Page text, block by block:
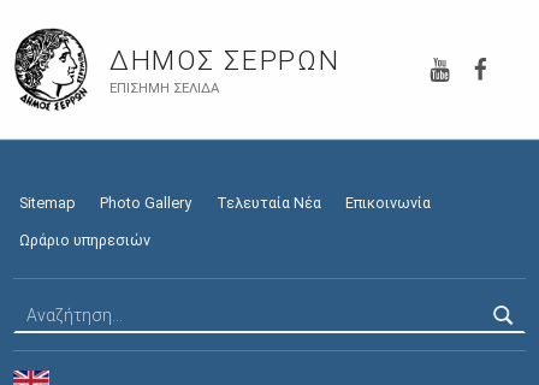
ΔΉΜΟΣ ΣΕΡΡΏΝ
ΕΠΊΣΗΜΗ ΣΕΛΊΔΑ
Sitemap Photo Gallery Τελευταία Νέα Επικοινωνία
Ωράριο υπηρεσιών